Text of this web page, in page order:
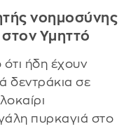
νοημοσύνης
Υμηττό
ότι ήδη έχουν
δεντράκια σε
πυρκαγιά στο